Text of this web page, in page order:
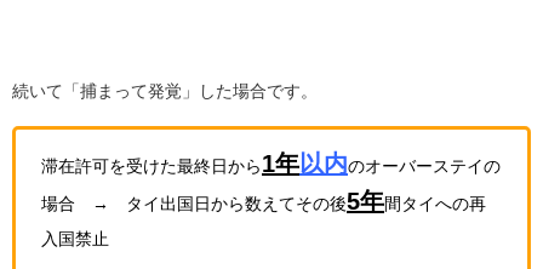
続いて「捕まって発覚」した場合です。
滞在許可を受けた最終日から 1年 以内のオーバーステイの
場合 → タイ出国日から数えてその後5年間タイへの再
入国禁止